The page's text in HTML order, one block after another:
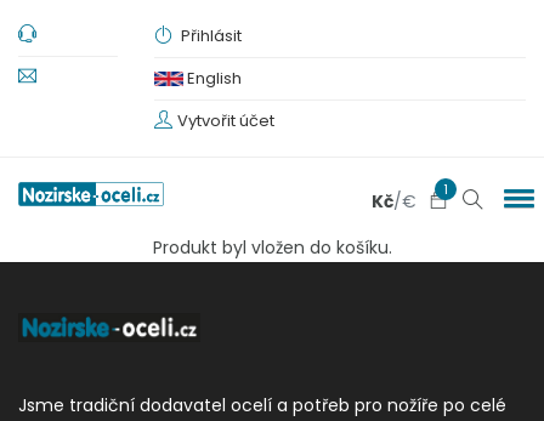
Přihlásit
English
Vytvořit účet
Kč/€ 1
Produkt byl vložen do košíku.
Jsme tradiční dodavatel ocelí a potřeb pro nožíře po celé